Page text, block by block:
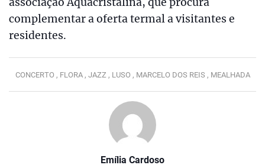
Emília Cardoso
complementar a oferta termal a visitantes e
residentes.
CONCERTO , FLORA , JAZZ , LUSO , MARCELO DOS REIS , MEALHADA